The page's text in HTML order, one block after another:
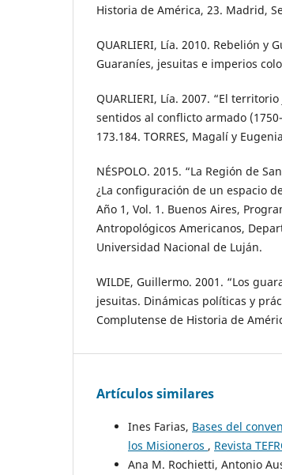
Historia de América, 23. Madrid,
QUARLIERI, Lía. 2010. Rebelión y
Guaraníes, jesuitas e imperios
QUARLIERI, Lía. 2007. “El
sentidos al conflicto armado
173.184. TORRES, Magalí y Eugenia
NÉSPOLO. 2015. “La Región de
¿La configuración de un espacio
Año 1, Vol. 1. Buenos Aires,
Antropológicos Americanos,
Universidad Nacional de Luján.
WILDE, Guillermo. 2001. “Los
jesuitas. Dinámicas políticas y
Complutense de Historia de
Artículos similares
Ines Farias, Bases del
los Misioneros , Revista
Ana M. Rochietti, Antonio